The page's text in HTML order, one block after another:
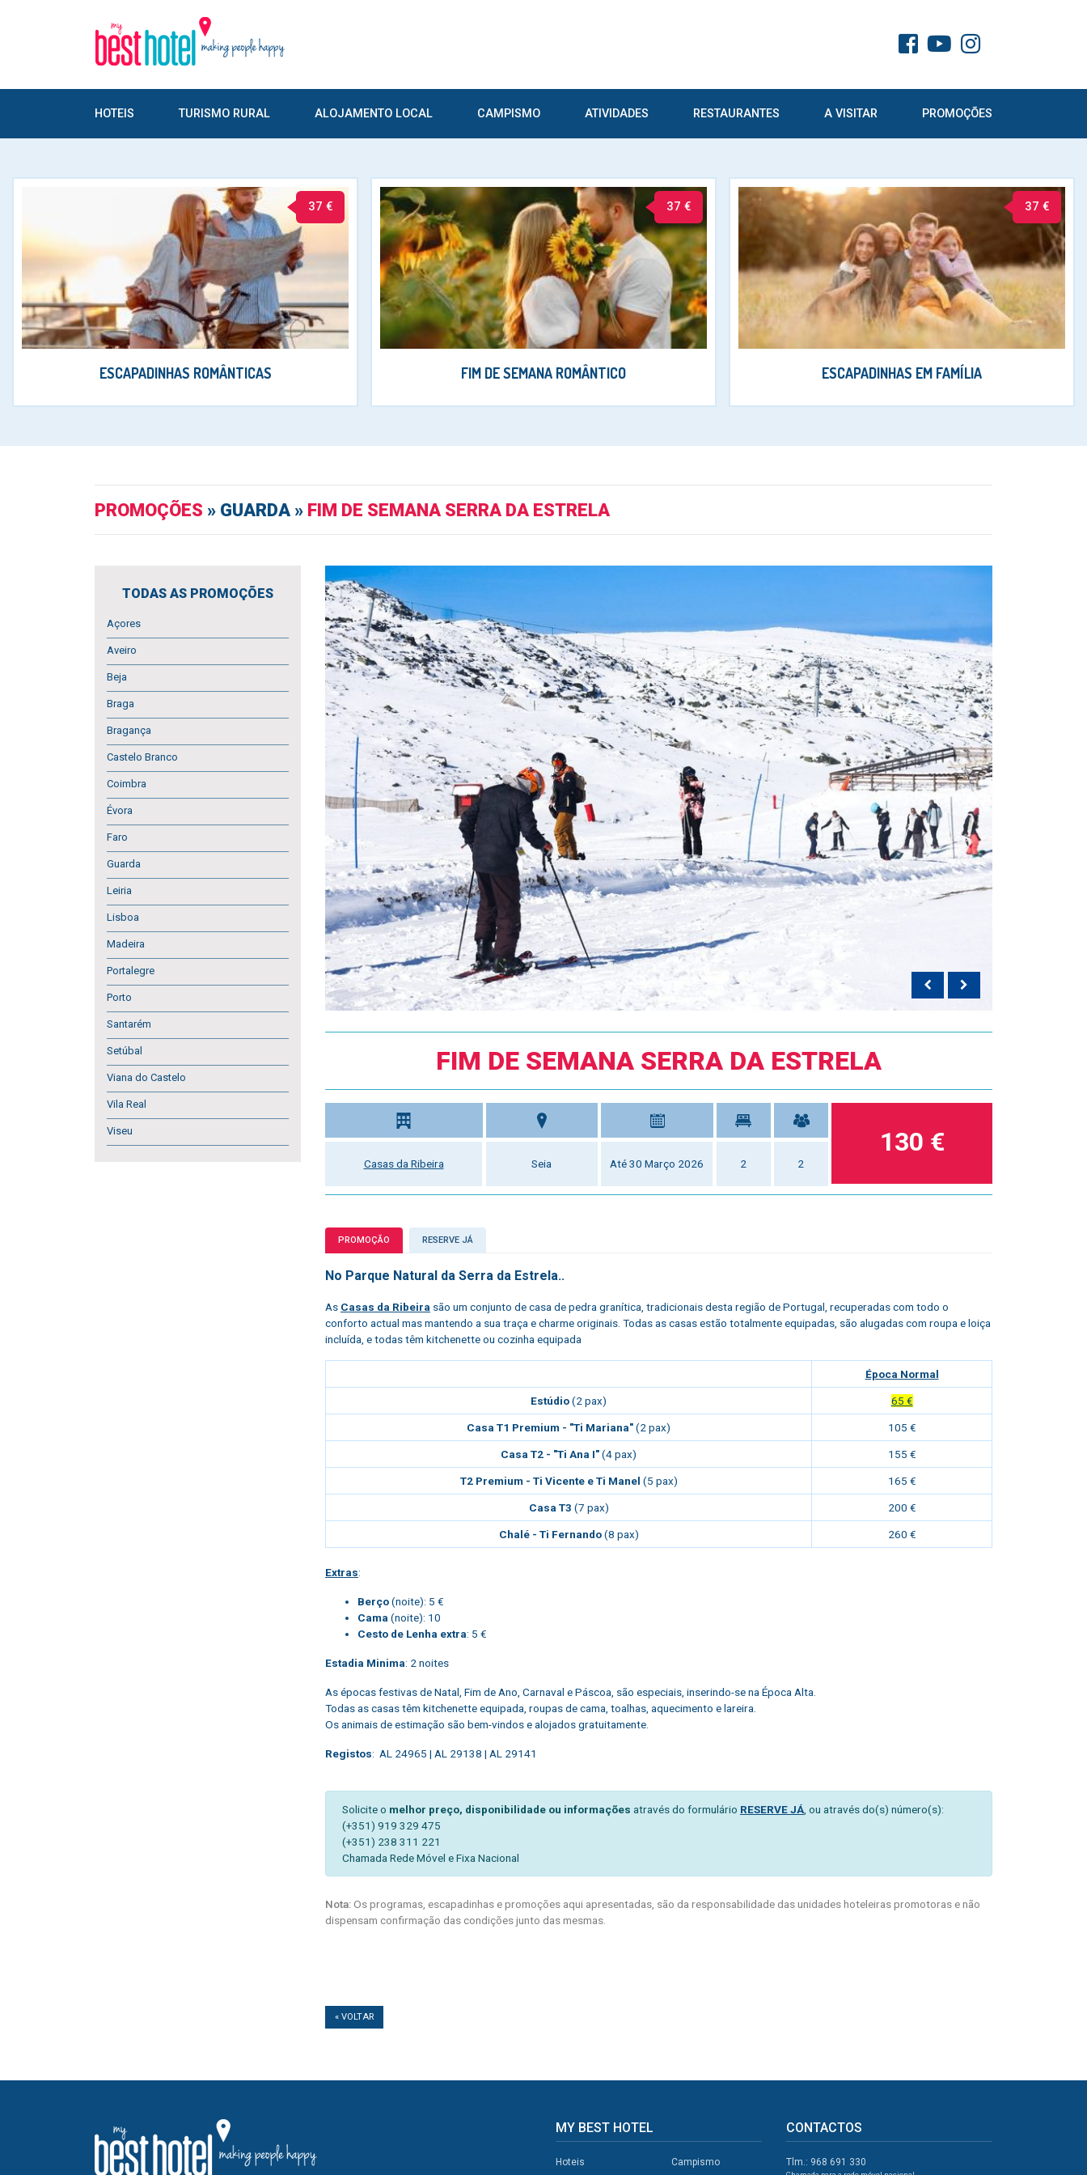
HOTEIS TURISMO RURAL ALOJAMENTO LOCAL CAMPISMO ATIVIDADES RESTAURANTES A VISITAR PROMOÇÕES
37 €
ESCAPADINHAS ROMÂNTICAS
37 €
FIM DE SEMANA ROMÂNTICO
37 €
ESCAPADINHAS EM FAMÍLIA
PROMOÇÕES » GUARDA » FIM DE SEMANA SERRA DA ESTRELA
TODAS AS PROMOÇÕES
Açores
Aveiro
Beja
Braga
Bragança
Castelo Branco
Coimbra
Évora
Faro
Guarda
Leiria
Lisboa
Madeira
Portalegre
Porto
Santarém
Setúbal
Viana do Castelo
Vila Real
Viseu
FIM DE SEMANA SERRA DA ESTRELA
Casas da Ribeira Seia Até 30 Março 2026 2 2
130 €
PROMOÇÃO RESERVE JÁ
No Parque Natural da Serra da Estrela..
As Casas da Ribeira são um conjunto de casa de pedra granítica, tradicionais desta região de Portugal, recuperadas com todo o
conforto actual mas mantendo a sua traça e charme originais. Todas as casas estão totalmente equipadas, são alugadas com roupa e loiça
incluída, e todas têm kitchenette ou cozinha equipada
Época Normal
Estúdio(2 pax) 65 €
Casa T1 Premium - "Ti Mariana"(2 pax) 105 €
Casa T2 - "Ti Ana I"(4 pax) 155 €
T2 Premium - Ti Vicente e Ti Manel (5 pax) 165 €
Casa T3 (7 pax) 200 €
Chalé - Ti Fernando(8 pax) 260 €
Extras:
Berço(noite): 5 €
Cama (noite): 10
Cesto de Lenha extra: 5 €
Estadia Minima: 2 noites
As épocas festivas de Natal, Fim de Ano, Carnaval e Páscoa, são especiais, inserindo-se na Época Alta.
Todas as casas têm kitchenette equipada, roupas de cama, toalhas, aquecimento e lareira.
Os animais de estimação são bem-vindos e alojados gratuitamente.
Registos: AL 24965 | AL 29138 | AL 29141
Solicite o melhor preço, disponibilidade ou informações através do formulário RESERVE JÁ, ou através do(s) número(s):
(+351) 919 329 475
(+351) 238 311 221
Chamada Rede Móvel e Fixa Nacional
Nota:Os programas, escapadinhas e promoções aqui apresentadas, são da responsabilidade das unidades hoteleiras promotoras e não
dispensam confirmação das condições junto das mesmas.
« VOLTAR
MY BEST HOTEL
Hoteis Campismo
CONTACTOS
Tlm.: 968 691 330